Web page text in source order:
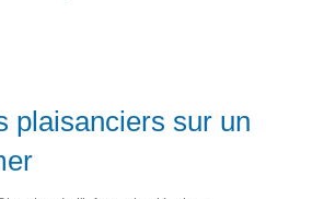
plaisanciers sur un